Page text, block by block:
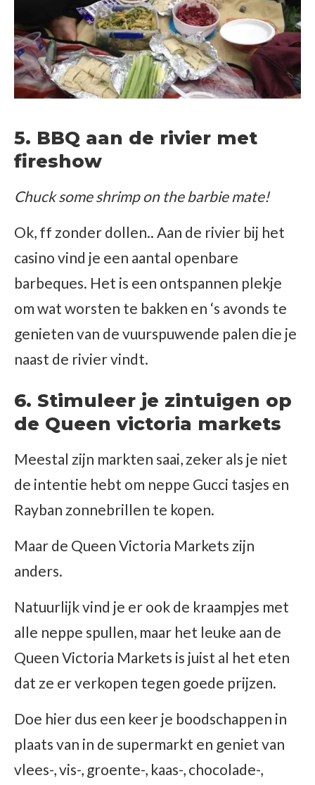
5. BBQ aan de rivier met
fireshow
Chuck some shrimp on the barbie mate!
Ok, ff zonder dollen.. Aan de rivier bij het
casino vind je een aantal openbare
barbeques. Het is een ontspannen plekje
om wat worsten te bakken en ‘s avonds te
genieten van de vuurspuwende palen die je
naast de rivier vindt.
6. Stimuleer je zintuigen op
de Queen victoria markets
Meestal zijn markten saai, zeker als je niet
de intentie hebt om neppe Gucci tasjes en
Rayban zonnebrillen te kopen.
Maar de Queen Victoria Markets zijn
anders.
Natuurlijk vind je er ook de kraampjes met
alle neppe spullen, maar het leuke aan de
Queen Victoria Markets is juist al het eten
dat ze er verkopen tegen goede prijzen.
Doe hier dus een keer je boodschappen in
plaats van in de supermarkt en geniet van
vlees-, vis-, groente-, kaas-, chocolade-,